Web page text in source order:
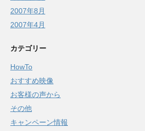
2007年8月
2007年4月
カテゴリー
HowTo
おすすめ映像
お客様の声から
その他
キャンペーン情報